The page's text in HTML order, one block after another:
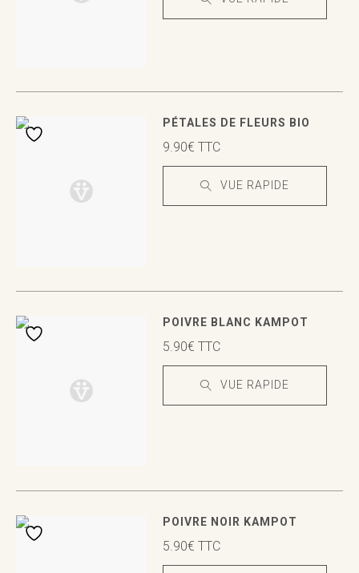
PÉTALES DE FLEURS BIO
9.90€ TTC
VUE RAPIDE
POIVRE BLANC KAMPOT
5.90€ TTC
VUE RAPIDE
POIVRE NOIR KAMPOT
5.90€ TTC